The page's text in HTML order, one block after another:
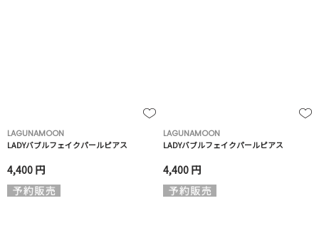
LAGUNAMOON
LADYバブルフェイクパールピアス
4,400 円
LAGUNAMOON
LADYバブルフェイクパールピアス
4,400 円